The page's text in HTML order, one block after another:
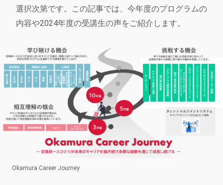
選択次第です。この記事では、今年度のプログラムの
内容や2024年度の受講生の声をご紹介します。
Okamura Career Journey